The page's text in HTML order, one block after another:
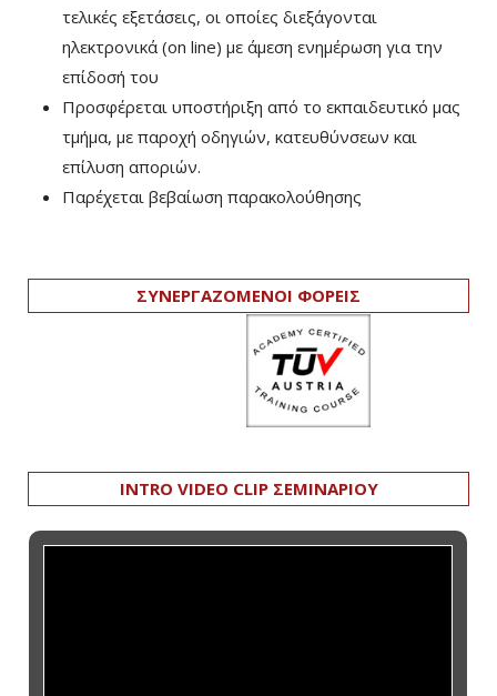
τελικές εξετάσεις, οι οποίες διεξάγονται
ηλεκτρονικά (on line) με άμεση ενημέρωση για την
επίδοσή του
Προσφέρεται υποστήριξη από το εκπαιδευτικό μας
τμήμα, με παροχή οδηγιών, κατευθύνσεων και
επίλυση αποριών.
Παρέχεται βεβαίωση παρακολούθησης
ΣΥΝΕΡΓΑΖΟΜΕΝΟΙ ΦΟΡΕΙΣ
INTRO VIDEO CLIP ΣΕΜΙΝΑΡΙΟΥ